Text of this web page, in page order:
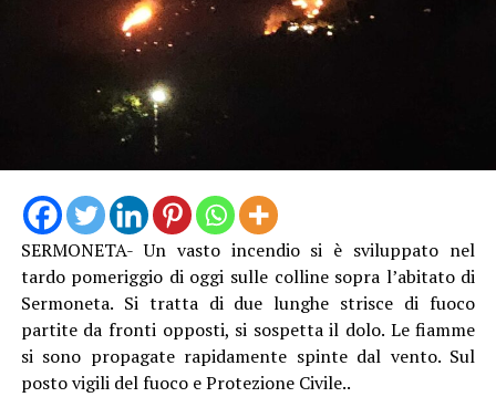
SERMONETA- Un vasto incendio si è sviluppato nel
tardo pomeriggio di oggi sulle colline sopra l’abitato di
Sermoneta. Si tratta di due lunghe strisce di fuoco
partite da fronti opposti, si sospetta il dolo. Le fiamme
si sono propagate rapidamente spinte dal vento. Sul
posto vigili del fuoco e Protezione Civile..